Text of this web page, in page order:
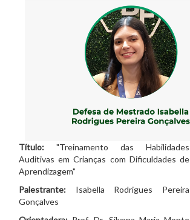
Título: "Treinamento das Habilidades
Auditivas em Crianças com Dificuldades de
Aprendizagem"
Palestrante: Isabella Rodrigues Pereira
Gonçalves